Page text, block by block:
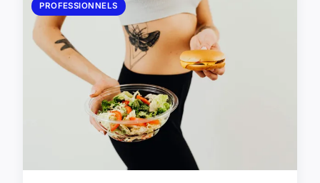
PROFESSIONNELS